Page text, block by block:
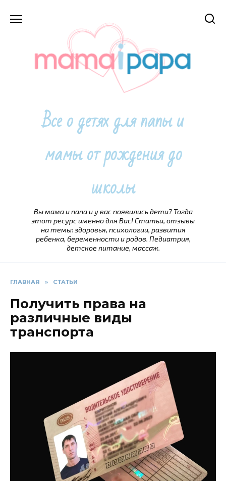
Все о детях для папы и
мамы от рождения до
школы
Вы мама и папа и у вас появились дети? Тогда
этот ресурс именно для Вас! Статьи, отзывы
на темы: здоровья, психологии, развития
ребенка, беременности и родов. Педиатрия,
детское питание, массаж.
ГЛАВНАЯ » СТАТЬИ
Получить права на
различные виды
транспорта